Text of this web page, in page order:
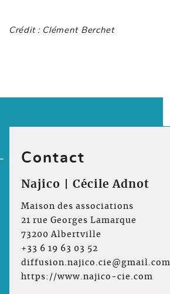
Crédit : Clément Berchet
Contact
Najico | Cécile Adnot
Maison des associations
21 rue Georges Lamarque
73200 Albertville
+33 6 19 63 03 52
diffusion.najico.cie@gmail.com
https://www.najico-cie.com